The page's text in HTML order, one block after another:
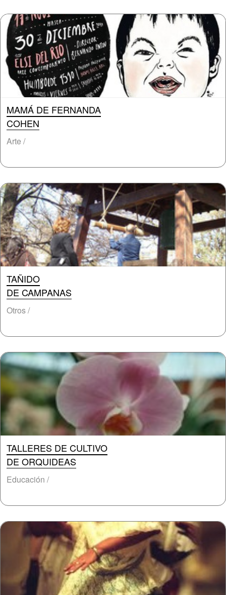
MAMÁ DE FERNANDA
COHEN
Arte /
TAÑIDO
DE CAMPANAS
Otros /
TALLERES DE CULTIVO
DE ORQUIDEAS
Educación /